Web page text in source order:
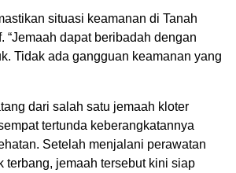
situasi keamanan di Tanah
“Jemaah dapat beribadah dengan
Tidak ada gangguan keamanan yang
dari salah satu jemaah kloter
tertunda keberangkatannya
Setelah menjalani perawatan
terbang, jemaah tersebut kini siap